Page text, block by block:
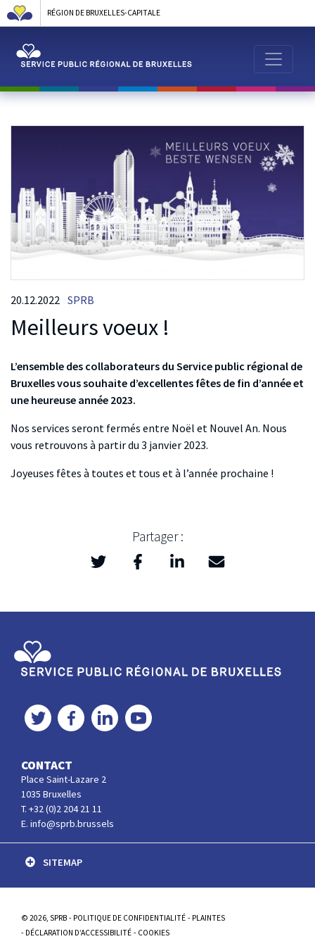
RÉGION DE BRUXELLES-CAPITALE
Meilleurs voeux !
20.12.2022 SPRB
L’ensemble des collaborateurs du Service public régional de
Bruxelles vous souhaite d’excellentes fêtes de fin d’année et
une heureuse année 2023.
Nos services seront fermés entre Noël et Nouvel An. Nous
vous retrouvons à partir du 3 janvier 2023.
Joyeuses fêtes à toutes et tous et à l’année prochaine !
Partager :
Twitter
>FacebookLinkedInMail
Twitter FacebookLinkedInYouTube
CONTACT
Place Saint-Lazare 2
1035 Bruxelles
T. +32 (0)2 204 21 11
E. info@sprb.brussels
SITEMAP
© 2026, SPRB POLITIQUE DE CONFIDENTIALITÉ
PLAINTES
DÉCLARATION D’ACCESSIBILITÉ
COOKIES